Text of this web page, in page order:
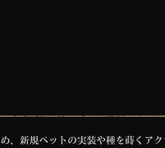
、新規ペットの実装や種を蒔くア